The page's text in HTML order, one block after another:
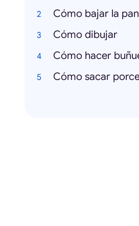
Cómo bajar la
Cómo dibujar
Cómo hacer
Cómo sacar